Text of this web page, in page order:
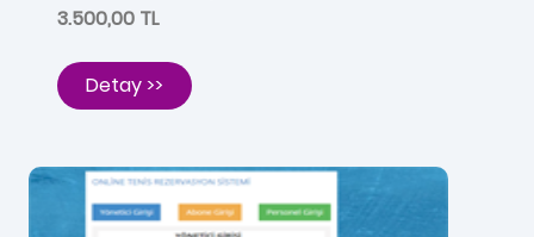
3.500,00 TL
Detay >>